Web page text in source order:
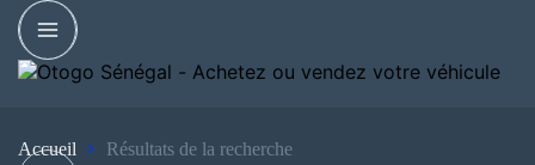
Accueil Résultats de la recherche